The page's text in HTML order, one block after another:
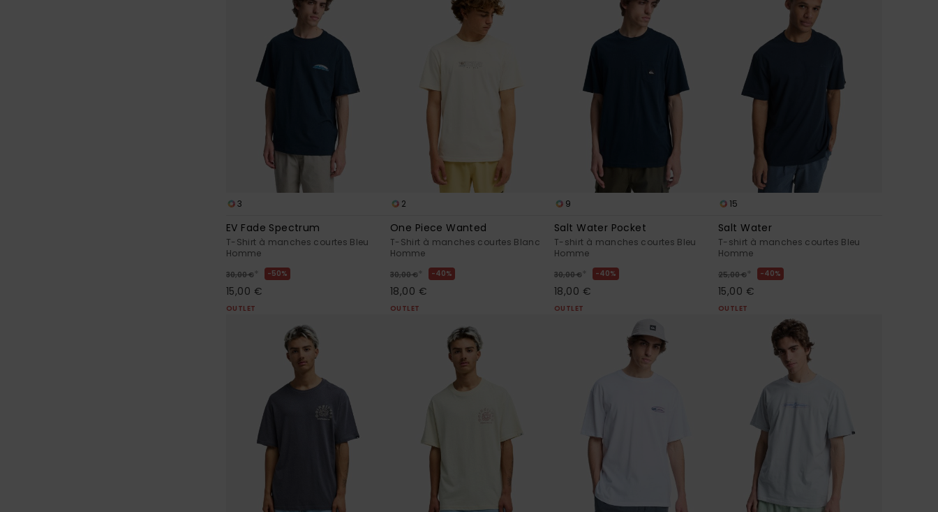
3
EV Fade Spectrum
T-Shirt à manches courtes Bleu
Homme
30,00 € * 50%
15,00 €
OUTLET
2
One Piece Wanted
T-Shirt à manches courtes Blanc
Homme
30,00 € * 40%
18,00 €
OUTLET
9
Salt Water Pocket
T-shirt à manches courtes Bleu
Homme
30,00 € * 40%
18,00 €
OUTLET
15
Salt Water
T-shirt à manches courtes Bleu
Homme
25,00 € * 40%
15,00 €
OUTLET